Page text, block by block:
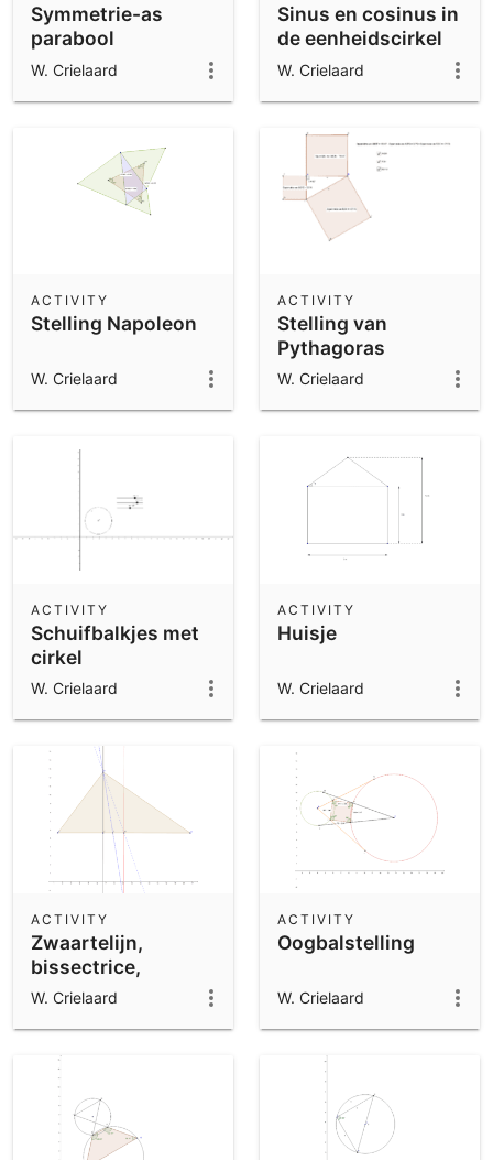
Symmetrie-as
parabool
W. Crielaard
Sinus en cosinus in
de eenheidscirkel
W. Crielaard
Stelling Napoleon
ACTIVITY
W. Crielaard
Stelling van
Pythagoras
ACTIVITY
W. Crielaard
Schuifbalkjes met
cirkel
ACTIVITY
W. Crielaard
Huisje
ACTIVITY
W. Crielaard
Zwaartelijn,
bissectrice,
hoogtelijn en
ACTIVITY
W. Crielaard
Oogbalstelling
ACTIVITY
W. Crielaard